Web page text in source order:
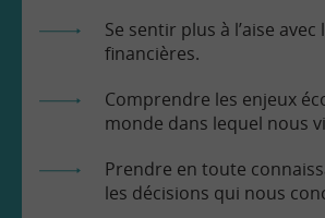
Se sentir plus à l’aise
financières.
Comprendre les enjeux
monde dans lequel nous
Prendre en toute
les décisions qui nous